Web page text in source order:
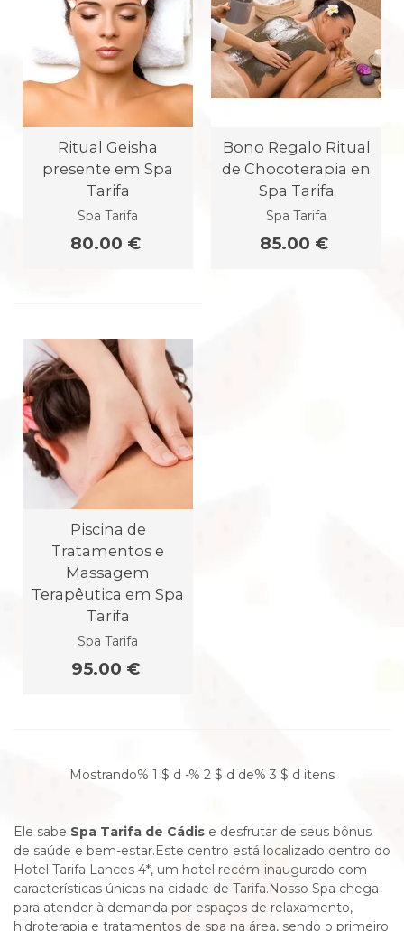
Ritual Geisha
presente em Spa
Tarifa
Spa Tarifa
80.00 €
Bono Regalo Ritual
de Chocoterapia en
Spa Tarifa
Spa Tarifa
85.00 €
Piscina de
Tratamentos e
Massagem
Terapêutica em Spa
Tarifa
Spa Tarifa
95.00 €
Mostrando% 1 $ d -% 2 $ d de% 3 $ d itens
Ele sabe Spa Tarifa de Cádis e desfrutar de seus bônus
de saúde e bem-estar.Este centro está localizado dentro do
Hotel Tarifa Lances 4*, um hotel recém-inaugurado com
características únicas na cidade de Tarifa.Nosso Spa chega
para atender à demanda por espaços de relaxamento,
hidroterapia e tratamentos de spa na área, sendo o primeiro